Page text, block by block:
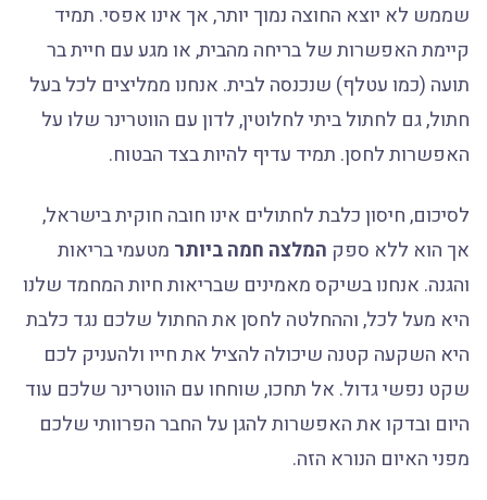
שממש לא יוצא החוצה נמוך יותר, אך אינו אפסי. תמיד
קיימת האפשרות של בריחה מהבית, או מגע עם חיית בר
תועה (כמו עטלף) שנכנסה לבית. אנחנו ממליצים לכל בעל
חתול, גם לחתול ביתי לחלוטין, לדון עם הווטרינר שלו על
האפשרות לחסן. תמיד עדיף להיות בצד הבטוח.
לסיכום, חיסון כלבת לחתולים אינו חובה חוקית בישראל,
אך הוא ללא ספקהמלצה חמה ביותרמטעמי בריאות
והגנה. אנחנו בשיקס מאמינים שבריאות חיות המחמד שלנו
היא מעל לכל, וההחלטה לחסן את החתול שלכם נגד כלבת
היא השקעה קטנה שיכולה להציל את חייו ולהעניק לכם
שקט נפשי גדול. אל תחכו, שוחחו עם הווטרינר שלכם עוד
היום ובדקו את האפשרות להגן על החבר הפרוותי שלכם
מפני האיום הנורא הזה.